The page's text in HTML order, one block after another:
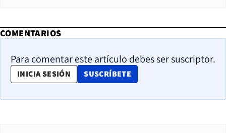
COMENTARIOS
Para comentar este artículo debes ser suscriptor.
INICIA SESIÓN SUSCRÍBETE
OPENS IN NEW WINDOW